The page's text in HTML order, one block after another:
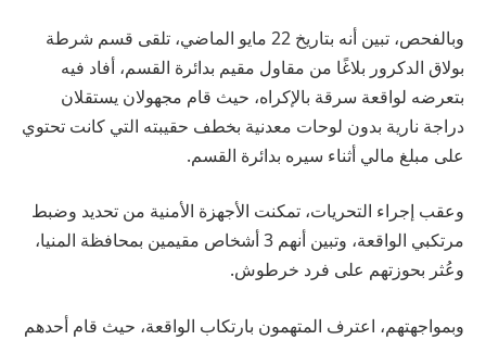
وبالفحص، تبين أنه بتاريخ 22 مايو الماضي، تلقى قسم شرطة
بولاق الدكرور بلاغًا من مقاول مقيم بدائرة القسم، أفاد فيه
بتعرضه لواقعة سرقة بالإكراه، حيث قام مجهولان يستقلان
دراجة نارية بدون لوحات معدنية بخطف حقيبته التي كانت تحتوي
على مبلغ مالي أثناء سيره بدائرة القسم.
وعقب إجراء التحريات، تمكنت الأجهزة الأمنية من تحديد وضبط
مرتكبي الواقعة، وتبين أنهم 3 أشخاص مقيمين بمحافظة المنيا،
وعُثر بحوزتهم على فرد خرطوش.
وبمواجهتهم، اعترف المتهمون بارتكاب الواقعة، حيث قام أحدهم